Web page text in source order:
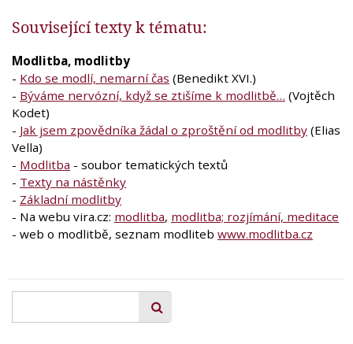
Související texty k tématu:
Modlitba, modlitby
- Kdo se modlí, nemarní čas (Benedikt XVI.)
- Býváme nervózní, když se ztišíme k modlitbě… (Vojtěch
Kodet)
- Jak jsem zpovědníka žádal o zproštění od modlitby (Elias
Vella)
- Modlitba - soubor tematických textů
- Texty na nástěnky
- Základní modlitby
- Na webu vira.cz: modlitba, modlitba; rozjímání, meditace
- web o modlitbě, seznam modliteb www.modlitba.cz